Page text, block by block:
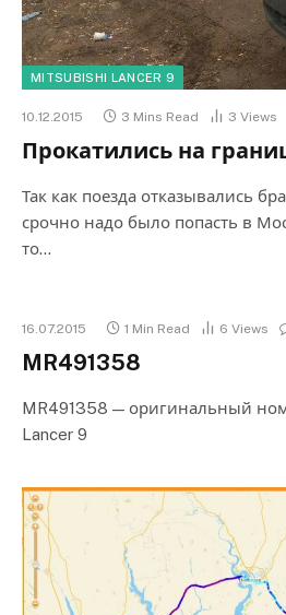
MITSUBISHI LANCER 9
10.12.2015 3 Mins Read 3 Views
Прокатились на
Так как поезда отказывались
срочно надо было попасть в
то…
16.07.2015 1 Min Read 6 Views
MR491358
MR491358 — оригинальный
Lancer 9